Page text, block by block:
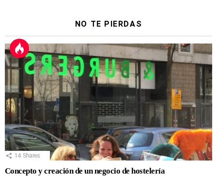
NO TE PIERDAS
14 Shares
Concepto y creación de un negocio de hostelería